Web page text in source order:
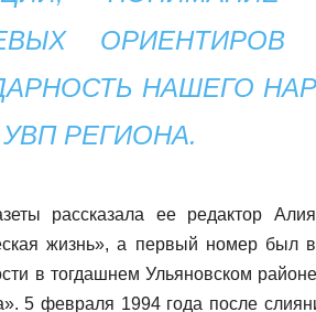
НАШЕГО
УВП РЕГИОНА.
рассказала ее редактор
жизнь», а первый номер был
в тогдашнем Ульяновском
5 февраля 1994 года после